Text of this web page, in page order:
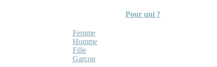
Pour qui ?
Femme
Homme
Fille
Garçon